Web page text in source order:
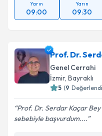
Yarın
09:00
Yarın
09:30
Prof. Dr.
Genel Cerrahi
İzmir, Bayraklı
5 (9
Prof. Dr. Serdar Kaçar
sebebiyle başvurdum....